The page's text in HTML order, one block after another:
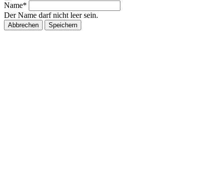
Name*
Der Name darf nicht leer sein.
Abbrechen Speichern